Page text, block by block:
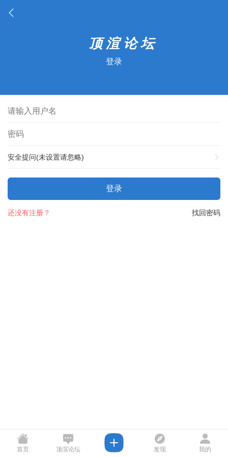
登录
安全提问(未设置请忽略)
登录
找回密码
还没有注册？
首页 顶渲论坛 发现 我的